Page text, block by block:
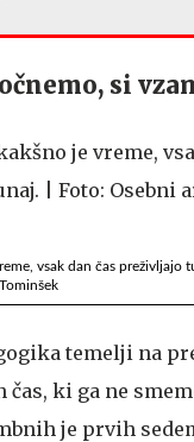
si
vsak dan čas preživljajo
temelji na
čas, ki ga ne
je prvih